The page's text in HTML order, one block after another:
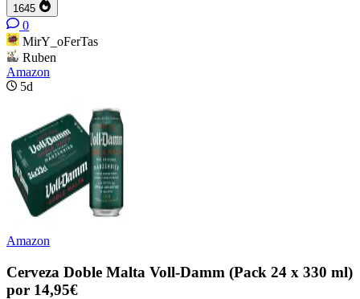
1645
0
MirY_oFerTas
Ruben
Amazon
5d
Amazon
Cerveza Doble Malta Voll-Damm (Pack 24 x 330 ml)
por 14,95€